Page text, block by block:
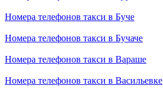
Номера телефонов такси в Буче
Номера телефонов такси в Бучаче
Номера телефонов такси в Вараше
Номера телефонов такси в Васильевке